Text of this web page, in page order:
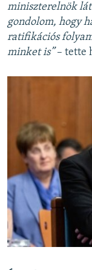
miniszterelnök
gondolom, hogy
ratifikációs
minket is”– tette